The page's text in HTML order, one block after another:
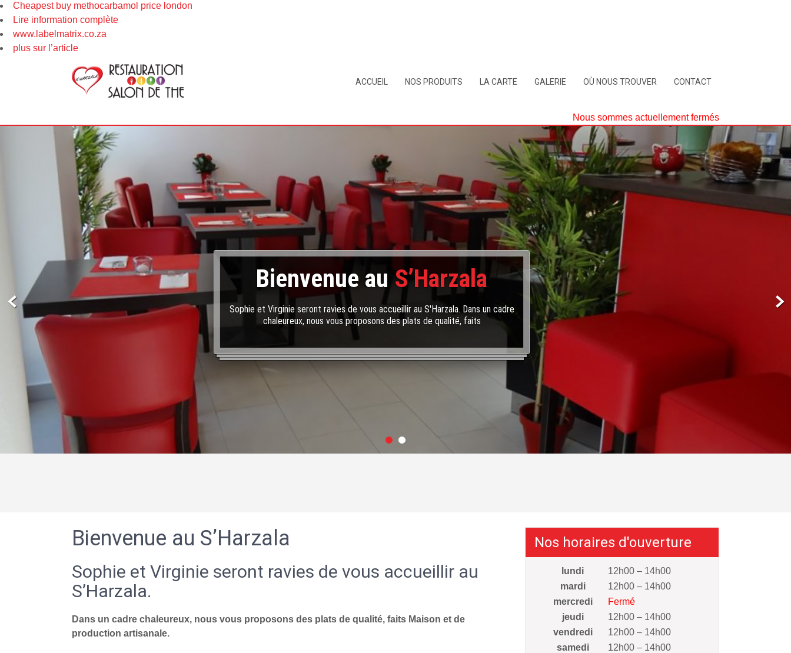
Cheapest buy methocarbamol price london
Lire information complète
www.labelmatrix.co.za
plus sur l’article
ACCUEIL NOS PRODUITS LA CARTE GALERIE OÙ NOUS TROUVER CONTACT
Nous sommes actuellement fermés
Bienvenue au S’Harzala
Sophie et Virginie seront ravies de vous accueillir au S'Harzala. Dans un cadre
chaleureux, nous vous proposons des plats de qualité, faits
Bienvenue au S’Harzala
Sophie et Virginie seront ravies de vous accueillir au
S’Harzala.
Dans un cadre chaleureux, nous vous proposons des plats de qualité, faits Maison et de
production artisanale.
Nos horaires d'ouverture
lundi
12h00 – 14h00
mardi
12h00 – 14h00
mercredi
Fermé
jeudi
12h00 – 14h00
vendredi
12h00 – 14h00
samedi
12h00 – 14h00